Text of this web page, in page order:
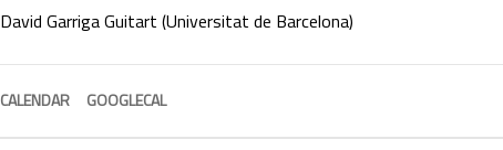
David Garriga Guitart (Universitat de Barcelona)
CALENDAR GOOGLECAL